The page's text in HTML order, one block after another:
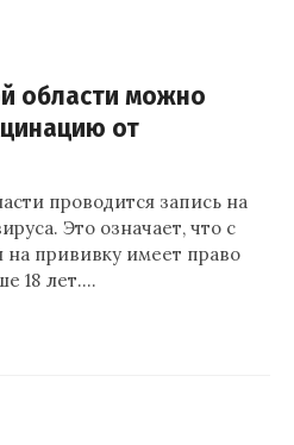
области можно
от
проводится запись на
Это означает, что с
на прививку имеет право
18 лет.…